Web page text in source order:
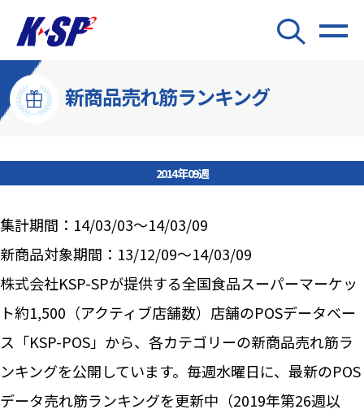
新商品売れ筋ランキング
2014年09週
集計期間：14/03/03～14/03/09
新商品対象期間：13/12/09～14/03/09
株式会社KSP-SPが提供する全国食品スーパーマーケッ
ト約1,500（アクティブ店舗数）店舗のPOSデータベー
ス「KSP-POS」から、各カテゴリーの新商品売れ筋ラ
ンキングを公開しています。毎週水曜日に、最新のPOS
データ売れ筋ランキングを更新中（2019年第26週以